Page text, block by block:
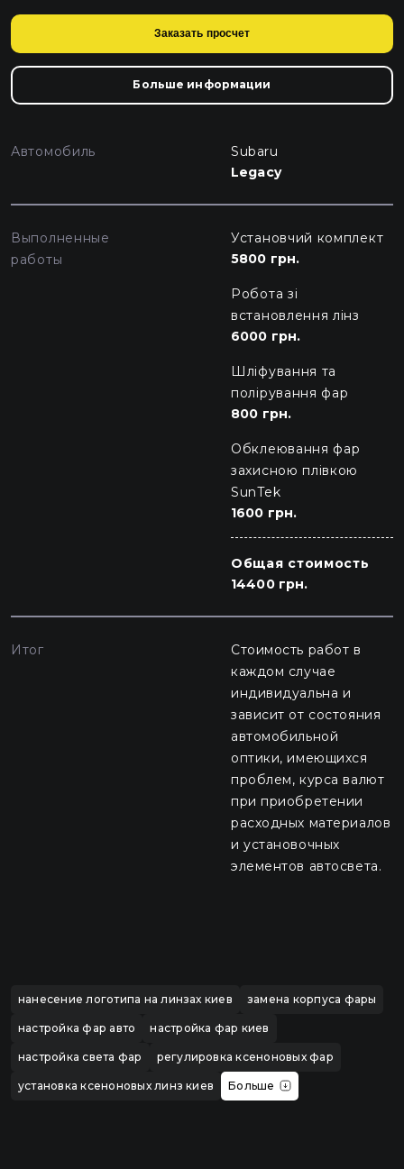
Заказать просчет
Больше информации
Автомобиль
Subaru
Legacy
Выполненные
работы
Установчий комплект
5800 грн.
Робота зі
встановлення лінз
6000 грн.
Шліфування та
полірування фар
800 грн.
Обклеювання фар
захисною плівкою
SunTek
1600 грн.
Общая стоимость
14400 грн.
Итог
Стоимость работ в
каждом случае
индивидуальна и
зависит от состояния
автомобильной
оптики, имеющихся
проблем, курса валют
при приобретении
расходных материалов
и установочных
элементов автосвета.
нанесение логотипа на линзах киев замена корпуса фары
настройка фар авто настройка фар киев
настройка света фар регулировка ксеноновых фар
установка ксеноновых линз киев Больше